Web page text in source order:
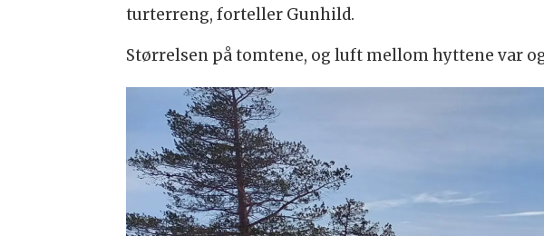
turterreng, forteller Gunhild.
Størrelsen på tomtene, og luft mellom hyttene var